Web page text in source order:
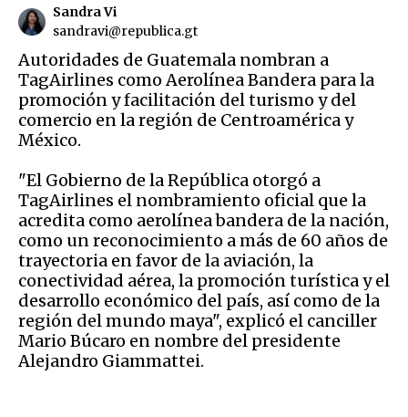
Sandra Vi
sandravi@republica.gt
Autoridades de Guatemala nombran a
TagAirlines como Aerolínea Bandera para la
promoción y facilitación del turismo y del
comercio en la región de Centroamérica y
México.
"El Gobierno de la República otorgó a
TagAirlines el nombramiento oficial que la
acredita como aerolínea bandera de la nación,
como un reconocimiento a más de 60 años de
trayectoria en favor de la aviación, la
conectividad aérea, la promoción turística y el
desarrollo económico del país, así como de la
región del mundo maya", explicó el canciller
Mario Búcaro en nombre del presidente
Alejandro Giammattei.